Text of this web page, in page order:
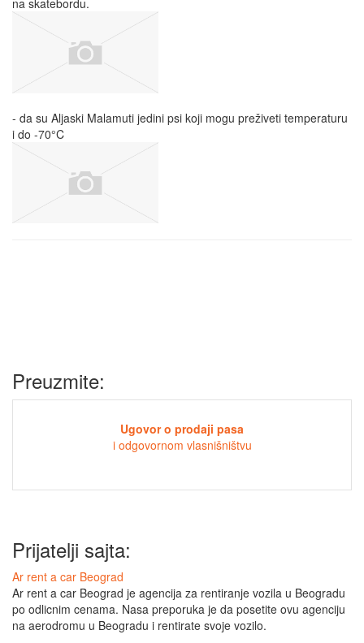
- da su Aljaski Malamuti jedini psi koji mogu preživeti temperaturu
i do -70°C
Preuzmite:
Ugovor o prodaji pasa
i odgovornom vlasnišništvu
Prijatelji sajta:
Ar rent a car Beograd
Ar rent a car Beograd je agencija za rentiranje vozila u Beogradu
po odlicnim cenama. Nasa preporuka je da posetite ovu agenciju
na aerodromu u Beogradu i rentirate svoje vozilo.